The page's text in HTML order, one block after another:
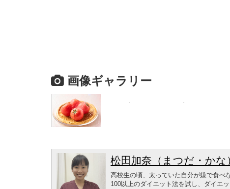
画像ギャラリー
松田加奈（まつだ・かな
高校生の頃、太っていた自分が嫌で食べ
100以上のダイエット法を試し、ダイエ